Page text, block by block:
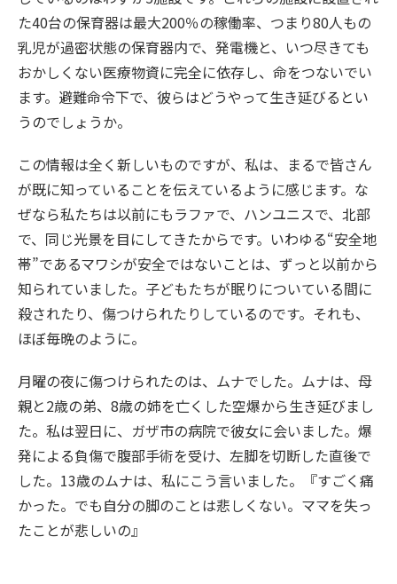
た40台の保育器は最大200％の稼働率、つまり80人もの
乳児が過密状態の保育器内で、発電機と、いつ尽きても
おかしくない医療物資に完全に依存し、命をつないでい
ます。避難命令下で、彼らはどうやって生き延びるとい
うのでしょうか。
この情報は全く新しいものですが、私は、まるで皆さん
が既に知っていることを伝えているように感じます。な
ぜなら私たちは以前にもラファで、ハンユニスで、北部
で、同じ光景を目にしてきたからです。いわゆる“安全地
帯”であるマワシが安全ではないことは、ずっと以前から
知られていました。子どもたちが眠りについている間に
殺されたり、傷つけられたりしているのです。それも、
ほぼ毎晩のように。
月曜の夜に傷つけられたのは、ムナでした。ムナは、母
親と2歳の弟、8歳の姉を亡くした空爆から生き延びまし
た。私は翌日に、ガザ市の病院で彼女に会いました。爆
発による負傷で腹部手術を受け、左脚を切断した直後で
した。13歳のムナは、私にこう言いました。『すごく痛
かった。でも自分の脚のことは悲しくない。ママを失っ
たことが悲しいの』